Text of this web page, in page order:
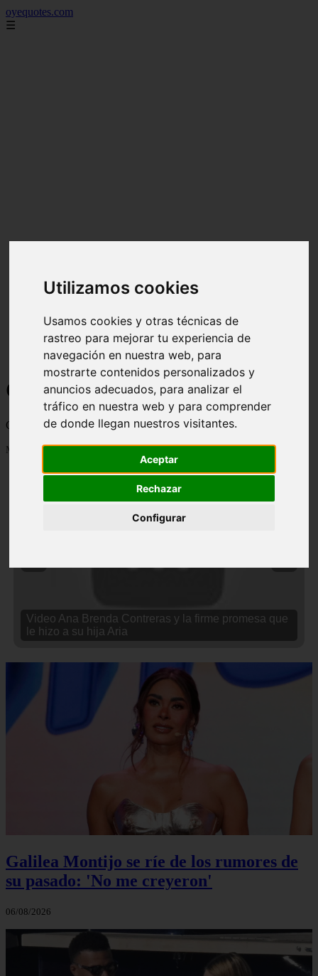
Utilizamos cookies
Usamos cookies y otras técnicas de
rastreo para mejorar tu experiencia de
navegación en nuestra web, para
mostrarte contenidos personalizados y
anuncios adecuados, para analizar el
tráfico en nuestra web y para comprender
de donde llegan nuestros visitantes.
Aceptar
Rechazar
Configurar
oyequotes.com
☰
Curiosidades y Sabias que
Cosas curiosas, curiosidades, noticias impactantes y mucho mas
Mostrando 1 - 24 de 2834 artículos
Video Ana Brenda Contreras y la firme promesa que
le hizo a su hija Aria
Galilea Montijo se ríe de los rumores de
su pasado: 'No me creyeron'
06/08/2026